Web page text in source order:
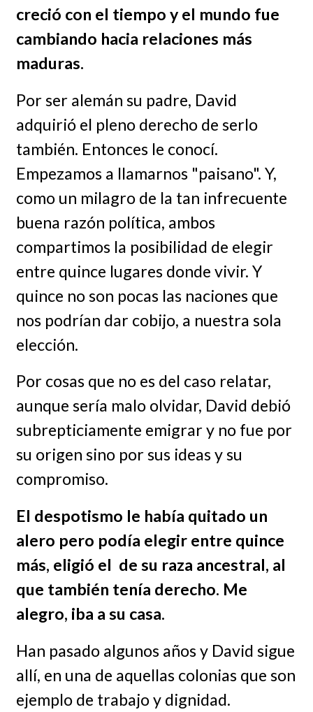
creció con el tiempo y el mundo fue
cambiando hacia relaciones más
maduras.
Por ser alemán su padre, David
adquirió el pleno derecho de serlo
también. Entonces le conocí.
Empezamos a llamarnos "paisano". Y,
como un milagro de la tan infrecuente
buena razón política, ambos
compartimos la posibilidad de elegir
entre quince lugares donde vivir. Y
quince no son pocas las naciones que
nos podrían dar cobijo, a nuestra sola
elección.
Por cosas que no es del caso relatar,
aunque sería malo olvidar, David debió
subrepticiamente emigrar y no fue por
su origen sino por sus ideas y su
compromiso.
El despotismo le había quitado un
alero pero podía elegir entre quince
más, eligió el de su raza ancestral, al
que también tenía derecho. Me
alegro, iba a su casa.
Han pasado algunos años y David sigue
allí, en una de aquellas colonias que son
ejemplo de trabajo y dignidad.